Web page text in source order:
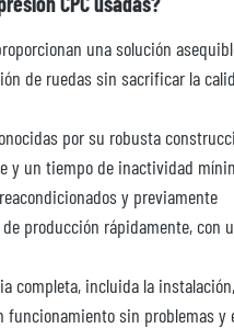
una solución
de ruedas sin sacrificar la
por su robusta
y un tiempo de inactividad
y previamente
producción rápidamente, con
completa, incluida la
sin problemas y